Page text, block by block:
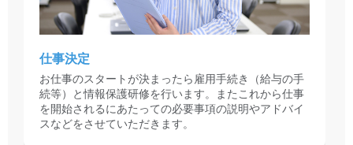
仕事決定
お仕事のスタートが決まったら雇用手続き（給与の手
続等）と情報保護研修を行います。またこれから仕事
を開始されるにあたっての必要事項の説明やアドバイ
スなどをさせていただきます。